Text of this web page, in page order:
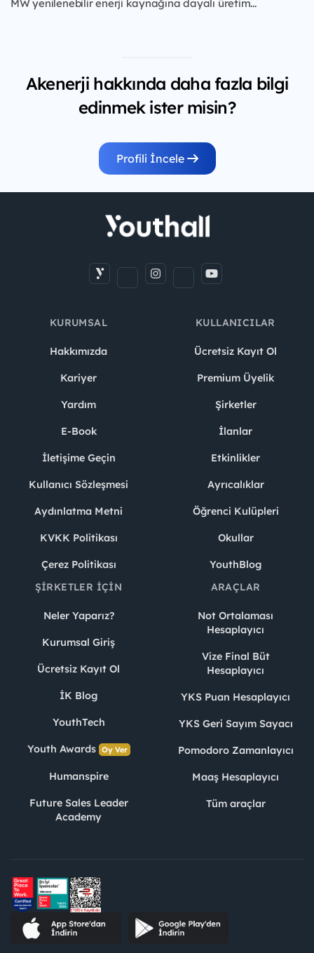
MW yenilenebilir enerji kaynağına dayalı üretim...
Akenerji hakkında daha fazla bilgi
edinmek ister misin?
Profili İncele
KURUMSAL
Hakkımızda
Kariyer
Yardım
E-Book
İletişime Geçin
Kullanıcı Sözleşmesi
Aydınlatma Metni
KVKK Politikası
Çerez Politikası
KULLANICILAR
Ücretsiz Kayıt Ol
Premium Üyelik
Şirketler
İlanlar
Etkinlikler
Ayrıcalıklar
Öğrenci Kulüpleri
Okullar
YouthBlog
ŞIRKETLER İÇIN
Neler Yaparız?
Kurumsal Giriş
Ücretsiz Kayıt Ol
İK Blog
YouthTech
Youth Awards Oy Ver
Humanspire
Future Sales Leader
Academy
ARAÇLAR
Not Ortalaması
Hesaplayıcı
Vize Final Büt
Hesaplayıcı
YKS Puan Hesaplayıcı
YKS Geri Sayım Sayacı
Pomodoro Zamanlayıcı
Maaş Hesaplayıcı
Tüm araçlar